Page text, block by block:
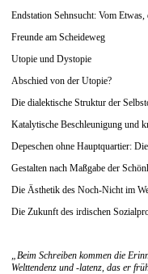
Endstation Sehnsucht: Vom Etwas,
Freunde am Scheideweg
Utopie und Dystopie
Abschied von der Utopie?
Die dialektische Struktur der
Katalytische Beschleunigung und
Depeschen ohne Hauptquartier:
Gestalten nach Maßgabe der
Die Ästhetik des Noch-Nicht im
Die Zukunft des irdischen
„Beim Schreiben kommen die
Welttendenz und -latenz, das er